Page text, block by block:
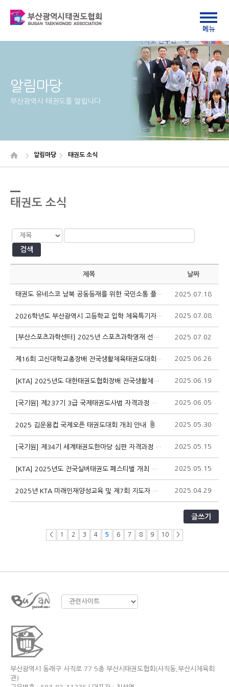
알림마당
부산광역시 태권도를 알립니다
알림마당 태권도 소식
태권도 소식
검색
제목 날짜
태권도 유네스코 남북 공동등재를 위한 국민소통 플랫폼 "모두의 광장" 신청 요청 2025.07.18
2026학년도 부산광역시 고등학교 입학 체육특기자 선발 계획 알림 2025.07.08
[부산스포츠과학센터] 2025년 스포츠과학영재 선발 모집안내 2025.07.02
제16회 고신대학교총장배 전국생활체육태권도대회 개최 안내 2025.06.26
[KTA] 2025년도 대한태권도협회장배 전국생활체육대회 개최 안내 2025.06.19
[국기원] 제237기 3급 국제태권도사범 자격과정 실기전형 및 집합연수 안내 2025.06.05
2025 김운용컵 국제오픈 태권도대회 개최 안내 2025.05.30
[국기원] 제34기 세계태권도한마당 심판 자격과정 안내 2025.05.15
[KTA] 2025년도 전국실버태권도 페스티벌 개최 안내 2025.05.15
2025년 KTA 미래인재양성교육 및 제7회 지도자 전문교육과정 개최 안내 2025.04.29
글쓰기
< 1 2 3 4 5 6 7 8 9 10 >
부산광역시 동래구 사직로 77 5층 부산시태권도협회(사직동,부산시체육회
관)